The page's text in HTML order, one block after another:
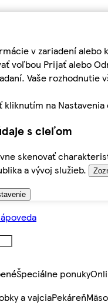
v zariadení
voľbou Prijať alebo
Vaše rozhodnutie
na
s cieľom
skenovať
a vývoj služieb.
Špeciálne ponuky
a vajciaPekáreň